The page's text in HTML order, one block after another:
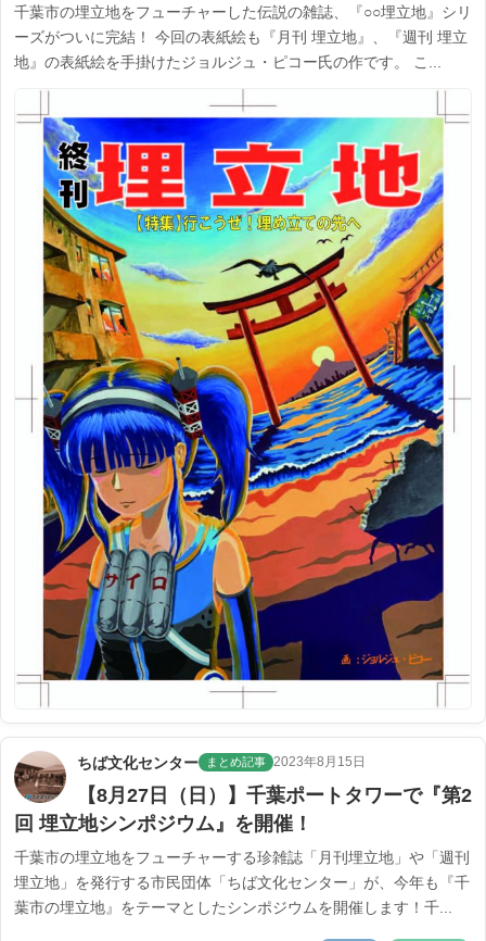
千葉市の埋立地をフューチャーした伝説の雑誌、『○○埋立地』シリ
ーズがついに完結！ 今回の表紙絵も『月刊 埋立地』、『週刊 埋立
地』の表紙絵を手掛けたジョルジュ・ピコー氏の作です。 こ...
ちば文化センター まとめ記事 2023年8月15日
【8月27日（日）】千葉ポートタワーで『第2
回 埋立地シンポジウム』を開催！
千葉市の埋立地をフューチャーする珍雑誌「月刊埋立地」や「週刊
埋立地」を発行する市民団体「ちば文化センター」が、今年も『千
葉市の埋立地』をテーマとしたシンポジウムを開催します！千...